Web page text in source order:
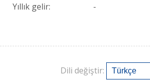
Yıllık gelir: -
Dili değiştir: